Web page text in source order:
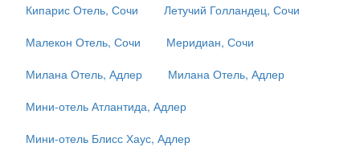
Кипарис Отель, Сочи
Летучий Голландец, Сочи
Малекон Отель, Сочи
Меридиан, Сочи
Милана Отель, Адлер
Милана Отель, Адлер
Мини-отель Атлантида, Адлер
Мини-отель Блисс Хаус, Адлер